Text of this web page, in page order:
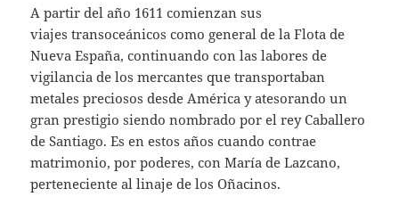
A partir del año 1611 comienzan sus
viajes transoceánicos como general de la Flota de
Nueva España, continuando con las labores de
vigilancia de los mercantes que transportaban
metales preciosos desde América y atesorando un
gran prestigio siendo nombrado por el rey Caballero
de Santiago. Es en estos años cuando contrae
matrimonio, por poderes, con María de Lazcano,
perteneciente al linaje de los Oñacinos.